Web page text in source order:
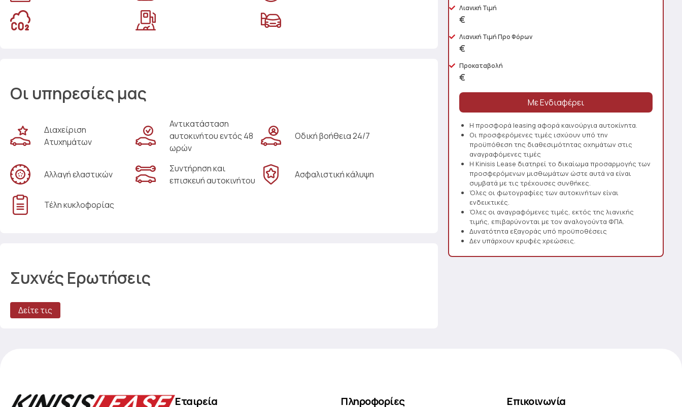
Οι υπηρεσίες μας
Διαχείριση
Ατυχημάτων
Αντικατάσταση
αυτοκινήτου εντός 48
ωρών
Οδική βοήθεια 24/7
Αλλαγή ελαστικών
Συντήρηση και
επισκευή αυτοκινήτου
Ασφαλιστική κάλυψη
Τέλη κυκλοφορίας
Συχνές Ερωτήσεις
Δείτε τις
Λιανική Τιμή
€
Λιανική Τιμή Προ Φόρων
€
Προκαταβολή
€
Η προσφορά leasing αφορά καινούργια αυτοκίνητα.
Οι προσφερόμενες τιμές ισχύουν υπό την
προϋπόθεση της διαθεσιμότητας οχημάτων στις
αναγραφόμενες τιμές
Η Kinisis Lease διατηρεί το δικαίωμα προσαρμογής των
προσφερόμενων μισθωμάτων ώστε αυτά να είναι
συμβατά με τις τρέχουσες συνθήκες.
Όλες οι φωτογραφίες των αυτοκινήτων είναι
ενδεικτικές.
Όλες οι αναγραφόμενες τιμές, εκτός της λιανικής
τιμής, επιβαρύνονται με τον αναλογούντα ΦΠΑ.
Δυνατότητα εξαγοράς υπό προϋποθέσεις
Δεν υπάρχουν κρυφές χρεώσεις.
Εταιρεία Πληροφορίες Επικοινωνία